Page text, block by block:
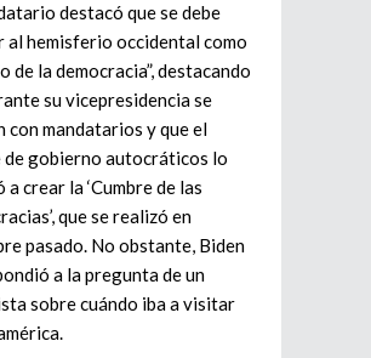
destacó que se debe
al hemisferio occidental como
de la democracia”, destacando
su vicepresidencia se
con mandatarios y que el
de gobierno autocráticos lo
a crear la ‘Cumbre de las
que se realizó en
pasado. No obstante, Biden
a la pregunta de un
sobre cuándo iba a visitar